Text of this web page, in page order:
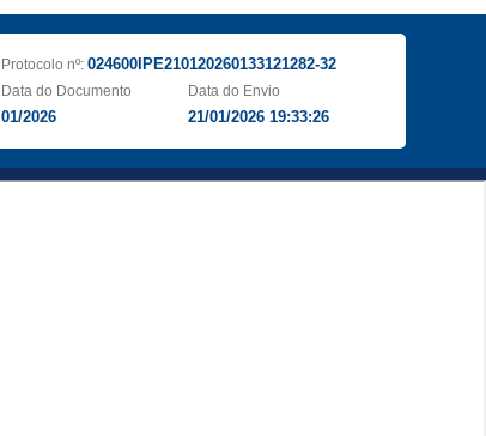
Protocolo nº: 024600IPE210120260133121282-32
Data do Documento
01/2026
Data do Envio
21/01/2026 19:33:26